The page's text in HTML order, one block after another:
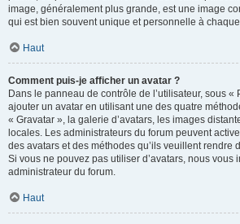
image, généralement plus grande, est une image
qui est bien souvent unique et personnelle à
Haut
Comment puis-je afficher un avatar ?
Dans le panneau de contrôle de l’utilisateur, sous «
ajouter un avatar en utilisant une des quatre
« Gravatar », la galerie d’avatars, les images
locales. Les administrateurs du forum peuvent
des avatars et des méthodes qu’ils veuillent rendre
Si vous ne pouvez pas utiliser d’avatars, nous vous
administrateur du forum.
Haut